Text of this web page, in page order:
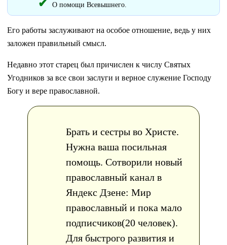
О помощи Всевышнего.
Его работы заслуживают на особое отношение, ведь у них
заложен правильный смысл.
Недавно этот старец был причислен к числу Святых
Угодников за все свои заслуги и верное служение Господу
Богу и вере православной.
Брать и сестры во Христе.
Нужна ваша посильная
помощь. Сотворили новый
православный канал в
Яндекс Дзене: Мир
православный и пока мало
подписчиков(20 человек).
Для быстрого развития и